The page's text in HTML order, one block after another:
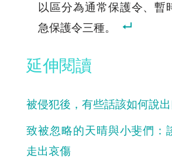
以區分為通常保護令、暫
急保護令三種。
延伸閱讀
被侵犯後，有些話該如何說出
致被忽略的天晴與小斐們：
走出哀傷